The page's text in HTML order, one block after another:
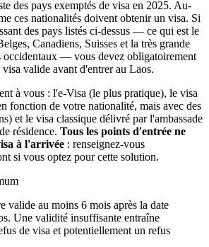
des pays exemptés de visa en 2025. Au-
ces nationalités doivent obtenir un visa. Si
des pays listés ci-dessus — ce qui est le
Canadiens, Suisses et la très grande
occidentaux — vous devez obligatoirement
visa valide avant d'entrer au Laos.
à vous : l'e-Visa (le plus pratique), le visa
fonction de votre nationalité, mais avec des
et le visa classique délivré par l'ambassade
résidence. Tous les points d'entrée ne
à l'arrivée : renseignez-vous
si vous optez pour cette solution.
valide au moins 6 mois après la date
Une validité insuffisante entraîne
de visa et potentiellement un refus